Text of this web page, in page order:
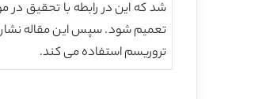
تعمیم شود. سپس این مقاله نشان
تروریسم استفاده می کند.